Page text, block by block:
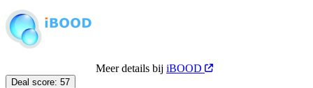
Meer details bij iBOOD
Deal score: 57